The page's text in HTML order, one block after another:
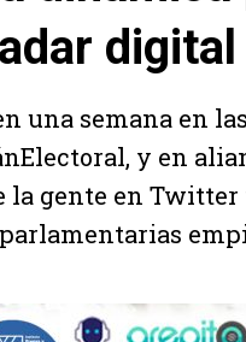
digital
una semana en
y en
la gente en Twitter